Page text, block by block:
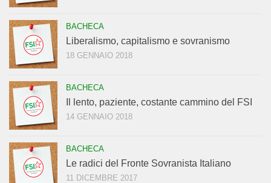
BACHECA
Liberalismo, capitalismo e sovranismo
18 GENNAIO 2018
BACHECA
Il lento, paziente, costante cammino del FSI
14 GENNAIO 2018
BACHECA
Le radici del Fronte Sovranista Italiano
11 DICEMBRE 2017